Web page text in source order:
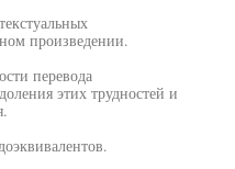
произведении.
перевода
этих трудностей и